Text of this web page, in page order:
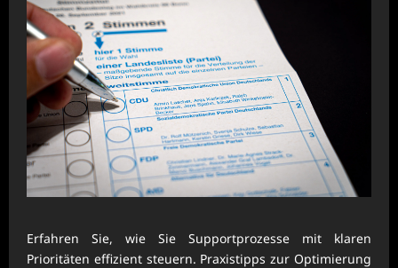
Erfahren Sie, wie Sie Supportprozesse mit klaren
Prioritäten effizient steuern. Praxistipps zur Optimierung